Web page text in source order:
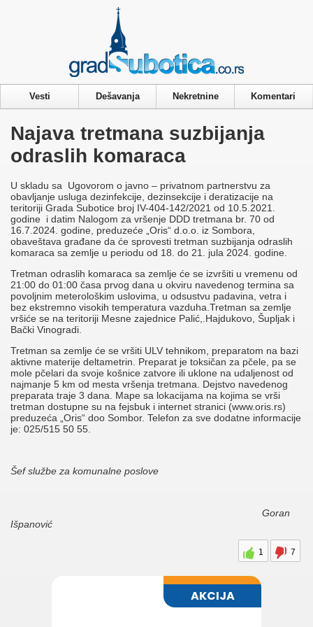
Vesti Dešavanja Nekretnine Komentari
Najava tretmana suzbijanja
odraslih komaraca
U skladu sa Ugovorom o javno – privatnom partnerstvu za
obavljanje usluga dezinfekcije, dezinsekcije i deratizacije na
teritoriji Grada Subotice broj IV-404-142/2021 od 10.5.2021.
godine i datim Nalogom za vršenje DDD tretmana br. 70 od
16.7.2024. godine, preduzeće „Oris“ d.o.o. iz Sombora,
obaveštava građane da će sprovesti tretman suzbijanja odraslih
komaraca sa zemlje u periodu od 18. do 21. jula 2024. godine.
Tretman odraslih komaraca sa zemlje će se izvršiti u vremenu od
21:00 do 01:00 časa prvog dana u okviru navedenog termina sa
povoljnim meterološkim uslovima, u odsustvu padavina, vetra i
bez ekstremno visokih temperatura vazduha.Tretman sa zemlje
vršiće se na teritoriji Mesne zajednice Palić,.Hajdukovo, Šupljak i
Bački Vinogradi.
Tretman sa zemlje će se vršiti ULV tehnikom, preparatom na bazi
aktivne materije deltametrin. Preparat je toksičan za pčele, pa se
mole pčelari da svoje košnice zatvore ili uklone na udaljenost od
najmanje 5 km od mesta vršenja tretmana. Dejstvo navedenog
preparata traje 3 dana. Mape sa lokacijama na kojima se vrši
tretman dostupne su na fejsbuk i internet stranici (www.oris.rs)
preduzeća „Oris“ doo Sombor. Telefon za sve dodatne informacije
je: 025/515 50 55.
Šef službe za komunalne poslove
Goran
Išpanović
1 7
Privacy & Cookies Policy